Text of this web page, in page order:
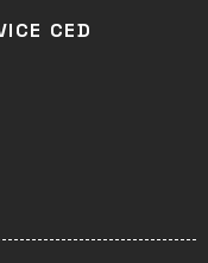
CED